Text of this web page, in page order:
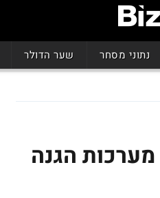
נתוני מסחר שער הדולר
הגנה